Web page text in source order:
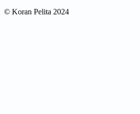
© Koran Pelita 2024